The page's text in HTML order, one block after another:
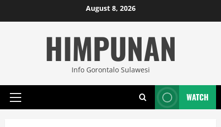
to
August 8, 2026
HIMPUNAN
Info Gorontalo Sulawesi
Primary
WATCH